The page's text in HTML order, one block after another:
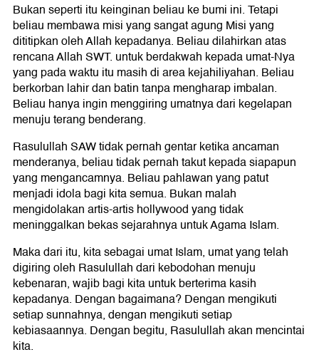
Bukan seperti itu keinginan beliau ke bumi ini. Tetapi
beliau membawa misi yang sangat agung Misi yang
dititipkan oleh Allah kepadanya. Beliau dilahirkan atas
rencana Allah SWT. untuk berdakwah kepada umat-Nya
yang pada waktu itu masih di area kejahiliyahan. Beliau
berkorban lahir dan batin tanpa mengharap imbalan.
Beliau hanya ingin menggiring umatnya dari kegelapan
menuju terang benderang.
Rasulullah SAW tidak pernah gentar ketika ancaman
menderanya, beliau tidak pernah takut kepada siapapun
yang mengancamnya. Beliau pahlawan yang patut
menjadi idola bagi kita semua. Bukan malah
mengidolakan artis-artis hollywood yang tidak
meninggalkan bekas sejarahnya untuk Agama Islam.
Maka dari itu, kita sebagai umat Islam, umat yang telah
digiring oleh Rasulullah dari kebodohan menuju
kebenaran, wajib bagi kita untuk berterima kasih
kepadanya. Dengan bagaimana? Dengan mengikuti
setiap sunnahnya, dengan mengikuti setiap
kebiasaannya. Dengan begitu, Rasulullah akan mencintai
kita.